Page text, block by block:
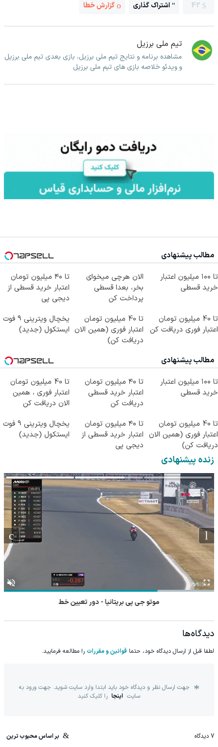
42 اشتراک گذاری گزارش خطا
تیم ملی برزیل
مشاهده برنامه و نتایج تیم ملی برزیل، بازی بعدی تیم ملی برزیل
و ویدئو خلاصه بازی های تیم ملی برزیل
مطالب پیشنهادی
تا ۱۰۰ میلیون اعتبار
خرید قسطی
الان هرچی میخوای
بخر، بعدا قسطی
پرداخت کن
تا ۴۰ میلیون تومان
اعتبار خرید قسطی از
دیجی پی
تا 40 میلیون تومان
اعتبار فوری دریافت کن
تا 40 میلیون تومان
اعتبار فوری (همین الان
دریافت کن)
یخچال ویترینی 9 فوت
ایستکول (جدید)
مطالب پیشنهادی
تا ۱۰۰ میلیون اعتبار
خرید قسطی
تا ۴۰ میلیون تومان
اعتبار خرید قسطی
دریافت کن
تا 40 میلیون تومان
اعتبار فوری ، همین
الان دریافت کن
تا 40 میلیون تومان
اعتبار فوری (همین الان
دریافت کن)
تا ۴۰ میلیون تومان
اعتبار خرید قسطی از
دیجی پی
یخچال ویترینی 9 فوت
ایستکول (جدید)
زنده پیشنهادی
موتو جی پی بریتانیا - دور تعیین خط
دیدگاه‌ها
لطفا قبل از ارسال دیدگاه خود، حتما قوانین و مقررات را مطالعه فرمایید.
جهت ارسال نظر و دیدگاه خود باید ابتدا وارد سایت شوید. جهت ورود به
سایت اینجا را کلیک کنید
7 دیدگاه بر اساس محبوب ترین